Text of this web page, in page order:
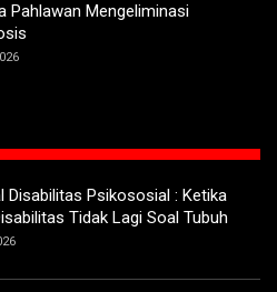
Pahlawan Mengeliminasi
Disabilitas Psikososial : Ketika
Tidak Lagi Soal Tubuh